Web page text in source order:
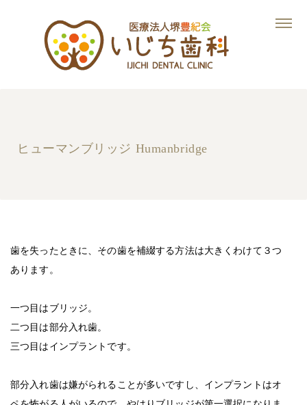
ヒューマンブリッジ Humanbridge
歯を失ったときに、その歯を補綴する方法は大きくわけて３つ
あります。
一つ目はブリッジ。
二つ目は部分入れ歯。
三つ目はインプラントです。
部分入れ歯は嫌がられることが多いですし、インプラントはオ